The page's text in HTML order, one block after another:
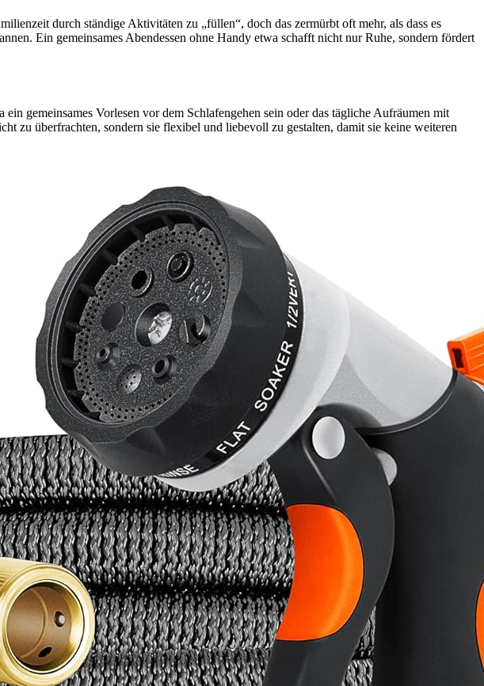
durch ständige Aktivitäten zu „füllen“, doch das zermürbt oft mehr, als dass es
Ein gemeinsames Abendessen ohne Handy etwa schafft nicht nur Ruhe, sondern fördert
gemeinsames Vorlesen vor dem Schlafengehen sein oder das tägliche Aufräumen mit
zu überfrachten, sondern sie flexibel und liebevoll zu gestalten, damit sie keine weiteren